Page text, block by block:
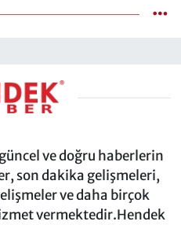
ve doğru haberlerin
son dakika gelişmeleri,
ve daha birçok
vermektedir.Hendek